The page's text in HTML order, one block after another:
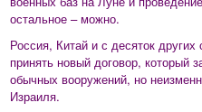
остальное – можно.
Россия, Китай и с десяток
принять новый договор, который
обычных вооружений, но
Израиля.